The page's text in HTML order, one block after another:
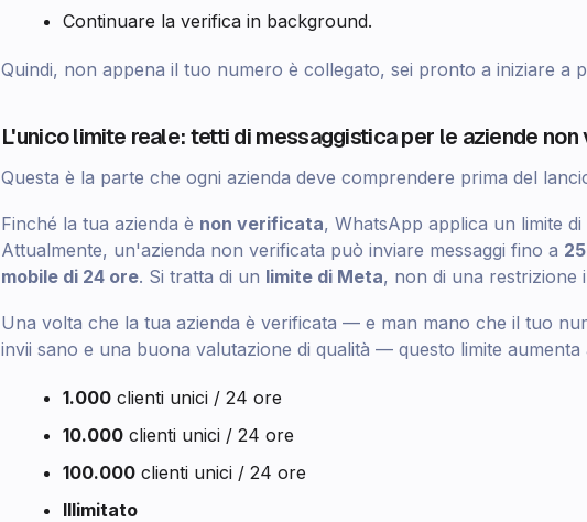
Continuare la verifica in background.
Quindi, non appena il tuo numero è collegato, sei pronto a iniziare a
L'unico limite reale: tetti di messaggistica per le aziende
Questa è la parte che ogni azienda deve comprendere prima del
Finché la tua azienda è non verificata, WhatsApp applica un limite di
Attualmente, un'azienda non verificata può inviare messaggi fino a
mobile di 24 ore. Si tratta di un limite di Meta, non di una restrizione
Una volta che la tua azienda è verificata — e man mano che il tuo
invii sano e una buona valutazione di qualità — questo limite aumenta
1.000 clienti unici / 24 ore
10.000 clienti unici / 24 ore
100.000 clienti unici / 24 ore
Illimitato